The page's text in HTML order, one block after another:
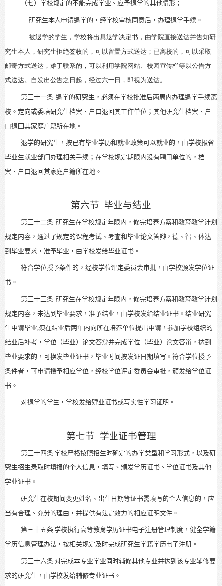
（七）学校规定的不能完成学业、应予退学的其他情形；
研究生本人申请退学的，经学校审核同意后，办理退学手续。
被退学的学生，学校将出具退学决定书，由学院直接送达并告知研
究生本人，研究生拒绝签收的，可以留置方式送达；已离校的，可以采取
邮寄方式送达；难于联系的，可以利用学院网站、校园宣传栏等以公告方
式送达。自发出公告之日起，经过六十日，即视为送达。
第三十一条 退学的研究生，必须在学校批准后两周内办理退学手续离
校。定向或委培研究生档案、户口退回其工作单位；其他研究生档案、户
口退回其家庭户籍所在地。
退学的研究生，按已有毕业学历和就业政策可以就业的，由学校报省
毕业生就业部门办理相关手续；在学校规定期限内没有聘用单位的，档
案、户口退回其家庭户籍所在地。
第六节 毕业与结业
第三十二条 研究生在学校规定年限内，修完培养方案和教育教学计划
规定内容，通过了规定的课程考试、考查和毕业论文答辩，德、智、体达
到毕业要求，准予毕业，由学校发给毕业证书。
符合学位授予条件的，经校学位评定委员会审批，由学校颁发学位证
书。
第三十三条 研究生在学校规定年限内，修完培养方案和教育教学计划
规定内容，未达到毕业要求，准予结业，由学校发给结业证书。结业研究
生申请毕业,须在结业后两年内向所在培养单位提出申请，参加学校组织的
结业后补考，学位（毕业）论文答辩并完成学位（毕业）论文答辩，达到
毕业要求的，可换发毕业证书，毕业时间按发证日期填写。符合学位授予
条件者，可申请授予相应学位，经校学位评定委员会审批，颁发给学位证
书。
对退学的学生，学校发给肄业证书或写实性学习证明。
第七节 学业证书管理
第三十四条 学校严格按照招生时确定的办学类型和学习形式，以及研
究生招生录取时填报的个人信息，填写、颁发学历证书、学位证书及其他
学业证书。
研究生在校期间变更姓名、出生日期等证书需填写的个人信息的，应
当有合理、充分的理由，并提供有法定效力的相应证明文件。
第三十五条 学校执行高等教育学历证书电子注册管理制度，健全学籍
学历信息管理办法，按相关规定及时完成研究生学籍学历电子注册。
第三十六条 对完成本专业学业同时辅修其他专业并达到该专业辅修要
求的研究生，由学校发给辅修专业证书。